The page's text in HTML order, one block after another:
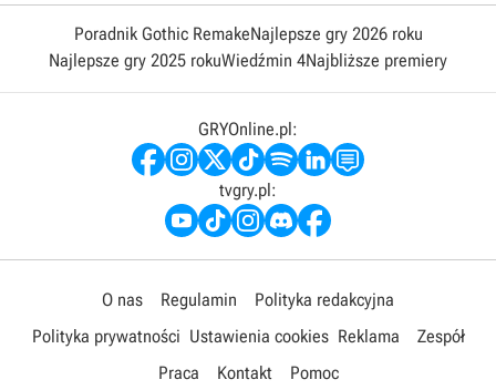
Poradnik Gothic RemakeNajlepsze gry 2026 roku
Najlepsze gry 2025 rokuWiedźmin 4Najbliższe premiery
GRYOnline.pl:
tvgry.pl:
O nas Regulamin
Polityka redakcyjna
Polityka prywatności Ustawienia cookies Reklama
Zespół
Praca
Kontakt Pomoc